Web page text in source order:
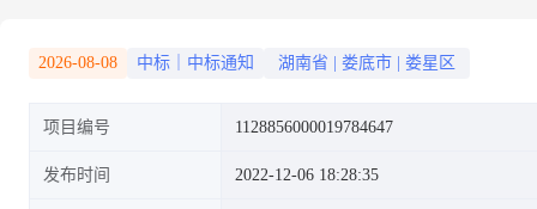
2026-08-08 中标｜中标通知 湖南省 娄底市 娄星区
项目编号 1128856000019784647
发布时间 2022-12-06 18:28:35